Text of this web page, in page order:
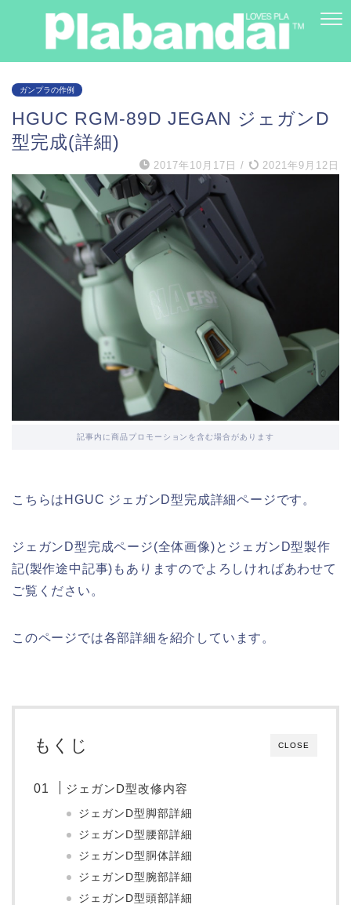
ガンプラの作例
HGUC RGM-89D JEGAN ジェガンD
型完成(詳細)
2017年10月17日 / 2021年9月12日
記事内に商品プロモーションを含む場合があります
こちらはHGUC ジェガンD型完成詳細ページです。
ジェガンD型完成ページ(全体画像)とジェガンD型製作
記(製作途中記事)もありますのでよろしければあわせて
ご覧ください。
このページでは各部詳細を紹介しています。
CLOSE
もくじ
ジェガンD型改修内容
ジェガンD型脚部詳細
ジェガンD型腰部詳細
ジェガンD型胴体詳細
ジェガンD型腕部詳細
ジェガンD型頭部詳細